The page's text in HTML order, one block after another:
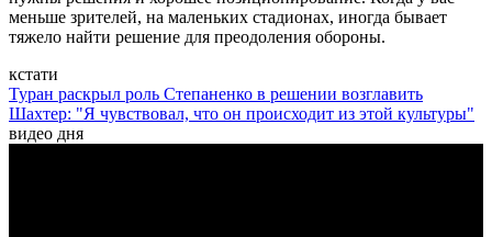
меньше зрителей, на маленьких стадионах, иногда бывает
тяжело найти решение для преодоления обороны.
кстати
Туран раскрыл роль Степаненко в решении возглавить
Шахтер: "Я чувствовал, что он происходит из этой культуры"
видео дня